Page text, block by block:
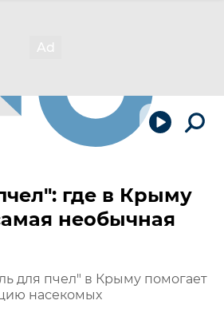
где в Крыму
необычная
для пчел" в Крыму помогает
насекомых